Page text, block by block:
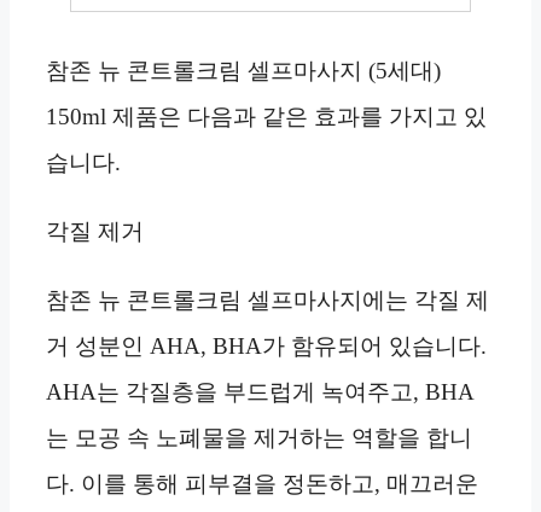
참존 뉴 콘트롤크림 셀프마사지 (5세대)
150ml 제품은 다음과 같은 효과를 가지고 있
습니다.
각질 제거
참존 뉴 콘트롤크림 셀프마사지에는 각질 제
거 성분인 AHA, BHA가 함유되어 있습니다.
AHA는 각질층을 부드럽게 녹여주고, BHA
는 모공 속 노폐물을 제거하는 역할을 합니
다. 이를 통해 피부결을 정돈하고, 매끄러운